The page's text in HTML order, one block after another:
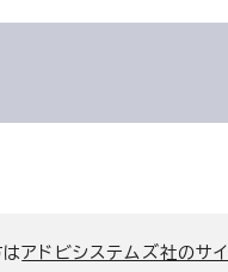
はアドビシステムズ社のサイ